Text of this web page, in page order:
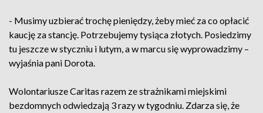
- Musimy uzbierać trochę pieniędzy, żeby mieć za co opłacić
kaucję za stancję. Potrzebujemy tysiąca złotych. Posiedzimy
tu jeszcze w styczniu i lutym, a w marcu się wyprowadzimy –
wyjaśnia pani Dorota.
Wolontariusze Caritas razem ze strażnikami miejskimi
bezdomnych odwiedzają 3 razy w tygodniu. Zdarza się, że